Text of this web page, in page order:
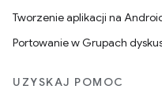
Tworzenie aplikacji na
Portowanie w Grupach
UZYSKAJ POMOC